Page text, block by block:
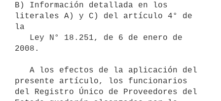
B) Información detallada en los
literales A) y C) del artículo 4° de
la
2008.
presente artículo, los funcionarios
del Registro Único de Proveedores del